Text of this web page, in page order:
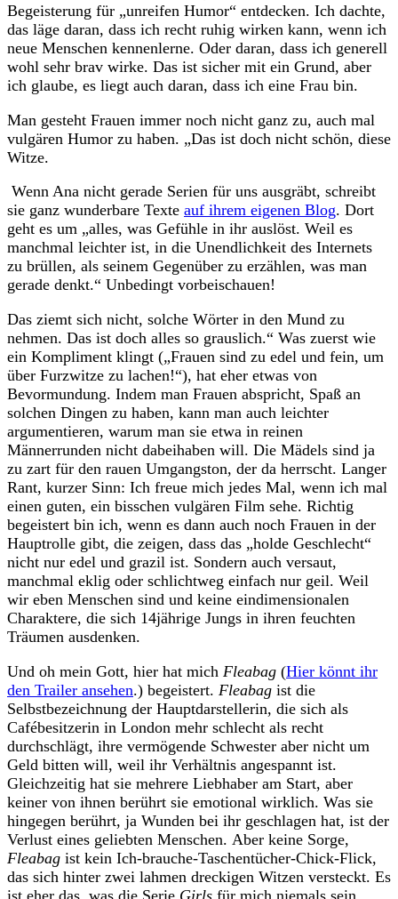
Begeisterung für „unreifen Humor“ entdecken. Ich dachte,
das läge daran, dass ich recht ruhig wirken kann, wenn ich
neue Menschen kennenlerne. Oder daran, dass ich generell
wohl sehr brav wirke. Das ist sicher mit ein Grund, aber
ich glaube, es liegt auch daran, dass ich eine Frau bin.
Man gesteht Frauen immer noch nicht ganz zu, auch mal
vulgären Humor zu haben. „Das ist doch nicht schön, diese
Witze.
Wenn Ana nicht gerade Serien für uns ausgräbt, schreibt
sie ganz wunderbare Texte auf ihrem eigenen Blog. Dort
geht es um „alles, was Gefühle in ihr auslöst. Weil es
manchmal leichter ist, in die Unendlichkeit des Internets
zu brüllen, als seinem Gegenüber zu erzählen, was man
gerade denkt.“ Unbedingt vorbeischauen!
Das ziemt sich nicht, solche Wörter in den Mund zu
nehmen. Das ist doch alles so grauslich.“ Was zuerst wie
ein Kompliment klingt („Frauen sind zu edel und fein, um
über Furzwitze zu lachen!“), hat eher etwas von
Bevormundung. Indem man Frauen abspricht, Spaß an
solchen Dingen zu haben, kann man auch leichter
argumentieren, warum man sie etwa in reinen
Männerrunden nicht dabeihaben will. Die Mädels sind ja
zu zart für den rauen Umgangston, der da herrscht. Langer
Rant, kurzer Sinn: Ich freue mich jedes Mal, wenn ich mal
einen guten, ein bisschen vulgären Film sehe. Richtig
begeistert bin ich, wenn es dann auch noch Frauen in der
Hauptrolle gibt, die zeigen, dass das „holde Geschlecht“
nicht nur edel und grazil ist. Sondern auch versaut,
manchmal eklig oder schlichtweg einfach nur geil. Weil
wir eben Menschen sind und keine eindimensionalen
Charaktere, die sich 14jährige Jungs in ihren feuchten
Träumen ausdenken.
Und oh mein Gott, hier hat mich Fleabag (Hier könnt ihr
den Trailer ansehen.) begeistert. Fleabag ist die
Selbstbezeichnung der Hauptdarstellerin, die sich als
Cafébesitzerin in London mehr schlecht als recht
durchschlägt, ihre vermögende Schwester aber nicht um
Geld bitten will, weil ihr Verhältnis angespannt ist.
Gleichzeitig hat sie mehrere Liebhaber am Start, aber
keiner von ihnen berührt sie emotional wirklich. Was sie
hingegen berührt, ja Wunden bei ihr geschlagen hat, ist der
Verlust eines geliebten Menschen. Aber keine Sorge,
Fleabag ist kein Ich-brauche-Taschentücher-Chick-Flick,
das sich hinter zwei lahmen dreckigen Witzen versteckt. Es
ist eher das, was die Serie Girls für mich niemals sein